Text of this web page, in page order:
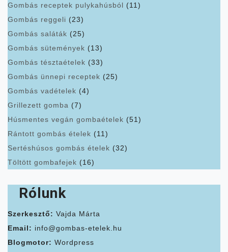
Gombás receptek pulykahúsból (11)
Gombás reggeli (23)
Gombás saláták (25)
Gombás sütemények (13)
Gombás tésztaételek (33)
Gombás ünnepi receptek (25)
Gombás vadételek (4)
Grillezett gomba (7)
Húsmentes vegán gombaételek (51)
Rántott gombás ételek (11)
Sertéshúsos gombás ételek (32)
Töltött gombafejek (16)
Rólunk
Szerkesztő: Vajda Márta
Email: info@gombas-etelek.hu
Blogmotor: Wordpress